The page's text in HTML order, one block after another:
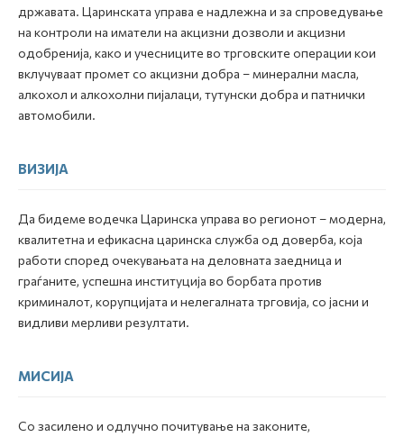
државата. Царинската управа е надлежна и за спроведување
на контроли на иматели на акцизни дозволи и акцизни
одобренија, како и учесниците во трговските операции кои
вклучуваат промет со акцизни добра – минерални масла,
алкохол и алкохолни пијалаци, тутунски добра и патнички
автомобили.
ВИЗИЈА
Да бидеме водечка Царинска управа во регионот – модерна,
квалитетна и ефикасна царинска служба од доверба, која
работи според очекувањата на деловната заедница и
граѓаните, успешна институција во борбата против
криминалот, корупцијата и нелегалната трговија, со јасни и
видливи мерливи резултати.
МИСИЈА
Со засилено и одлучно почитување на законите,